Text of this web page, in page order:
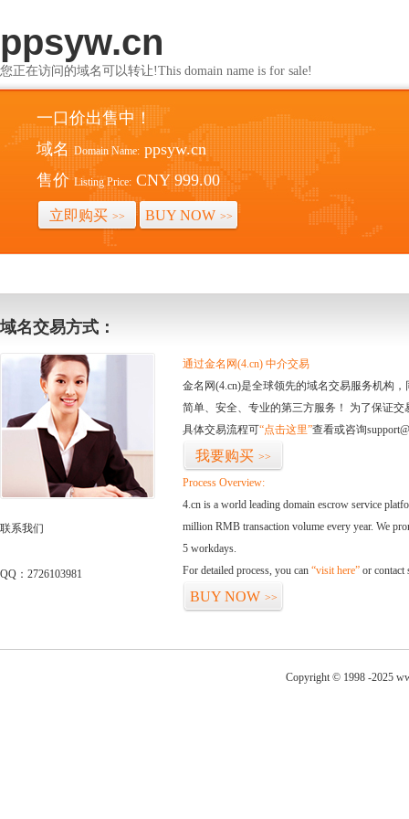
ppsyw.cn
您正在访问的域名可以转让!This domain name is for sale!
一口价出售中！
域名 Domain Name: ppsyw.cn
售价 Listing Price: CNY 999.00
立即购买 >> BUY NOW >>
域名交易方式：
联系我们
QQ：2726103981
通过金名网(4.cn) 中介交易
金名网(4.cn)是全球领先的域名交易服务机构
简单、安全、专业的第三方服务！ 为了保证
具体交易流程可“点击这里”查看或咨询
我要购买 >>
Process Overview:
4.cn is a world leading domain escrow service
million RMB transaction volume every year. We
5 workdays.
For detailed process, you can “visit here” or contact
BUY NOW >>
Copyright © 1998 -2025